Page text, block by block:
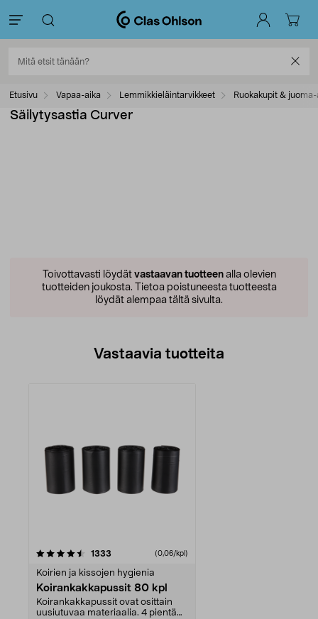
Etusivu Vapaa-aika Lemmikkieläintarvikkeet Ruokakupit &
Säilytysastia Curver
Toivottavasti löydät vastaavan tuotteenalla olevien
tuotteiden joukosta. Tietoa poistuneesta tuotteesta
löydät alempaa tältä sivulta.
Vastaavia tuotteita
1333 (0,06/kpl)
Koirien ja kissojen hygienia
Koirankakkapussit 80 kpl
Koirankakkapussit ovat osittain
uusiutuvaa materiaalia. 4 pientä